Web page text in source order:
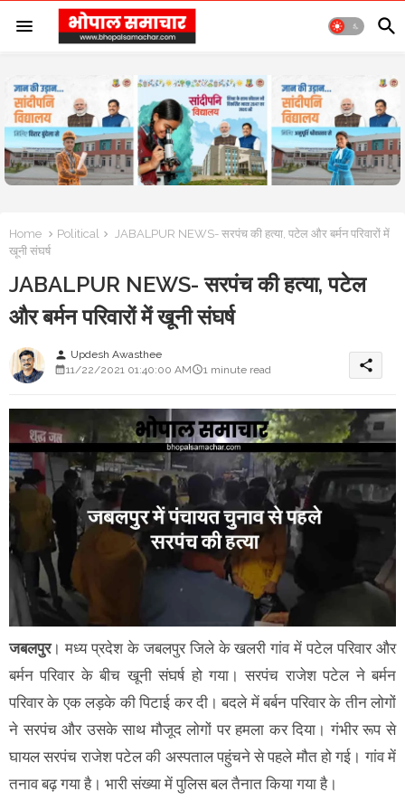
Home Political
JABALPUR NEWS- सरपंच की हत्या, पटेल और बर्मन परिवारों में
खूनी संघर्ष
JABALPUR NEWS- सरपंच की हत्या, पटेल
और बर्मन परिवारों में खूनी संघर्ष
person Updesh Awasthee
11/22/2021 01:40:00 AM
1 minute read share
जबलपुर। मध्य प्रदेश के जबलपुर जिले के खलरी गांव में पटेल परिवार और
बर्मन परिवार के बीच खूनी संघर्ष हो गया। सरपंच राजेश पटेल ने बर्मन
परिवार के एक लड़के की पिटाई कर दी। बदले में बर्बन परिवार के तीन लोगों
ने सरपंच और उसके साथ मौजूद लोगों पर हमला कर दिया। गंभीर रूप से
घायल सरपंच राजेश पटेल की अस्पताल पहुंचने से पहले मौत हो गई। गांव में
तनाव बढ़ गया है। भारी संख्या में पुलिस बल तैनात किया गया है।